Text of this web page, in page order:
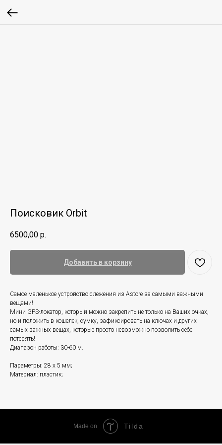
Поисковик Orbit
6500,00 р.
Добавить в корзину
Самое маленькое устройство слежения из Astore за самыми важными
вещами!
Мини GPS-локатор, который можно закрепить не только на Ваших очках,
но и положить в кошелек, сумку, зафиксировать на ключах и других
самых важных вещах, которые просто невозможно позволить себе
потерять!
Диапазон работы: 30-60 м.
Параметры: 28 x 5 мм;
Материал: пластик;
Made on Tilda